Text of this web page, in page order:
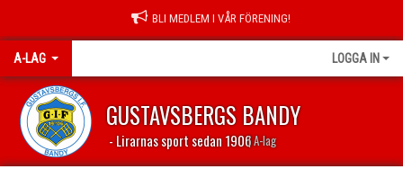
BLI MEDLEM I VÅR FÖRENING!
A-LAG LOGGA IN
GUSTAVSBERGS BANDY
- Lirarnas sport sedan 1906| A-lag